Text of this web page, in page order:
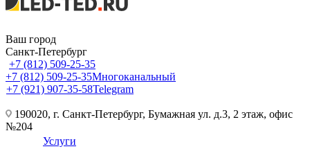
Ваш город
Санкт-Петербург
+7 (812) 509-25-35
+7 (812) 509-25-35Многоканальный
+7 (921) 907-35-58Telegram
190020, г. Санкт-Петербург, Бумажная ул. д.3, 2 этаж, офис
№204
Услуги